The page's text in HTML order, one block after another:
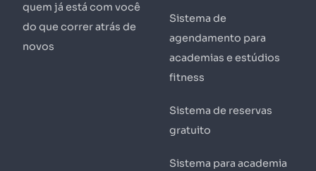
quem já está com você
do que correr atrás de
novos
Sistema de
agendamento para
academias e estúdios
fitness
Sistema de reservas
gratuito
Sistema para academia